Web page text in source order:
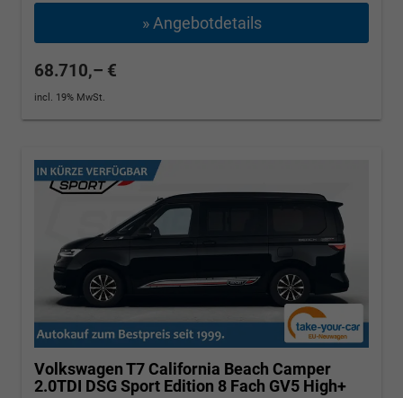
» Angebotdetails
68.710,– €
incl. 19% MwSt.
Volkswagen T7 California Beach Camper
2.0TDI DSG Sport Edition 8 Fach GV5 High+